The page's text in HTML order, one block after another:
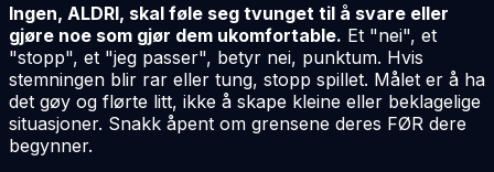
Ingen, ALDRI, skal føle seg tvunget til å svare eller
gjøre noe som gjør dem ukomfortable. Et "nei", et
"stopp", et "jeg passer", betyr nei, punktum. Hvis
stemningen blir rar eller tung, stopp spillet. Målet er å ha
det gøy og flørte litt, ikke å skape kleine eller beklagelige
situasjoner. Snakk åpent om grensene deres FØR dere
begynner.